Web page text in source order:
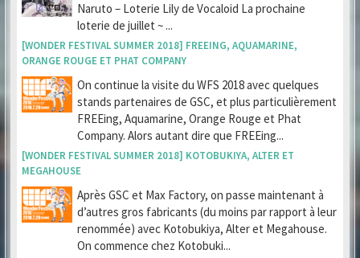
Naruto – Loterie Lily de Vocaloid La prochaine
loterie de juillet ~ ...
[WONDER FESTIVAL SUMMER 2018] FREEING, AQUAMARINE,
ORANGE ROUGE ET PHAT COMPANY
On continue la visite du WFS 2018 avec quelques
stands partenaires de GSC, et plus particulièrement
FREEing, Aquamarine, Orange Rouge et Phat
Company. Alors autant dire que FREEing...
[WONDER FESTIVAL SUMMER 2018] KOTOBUKIYA, ALTER ET
MEGAHOUSE
Après GSC et Max Factory, on passe maintenant à
d’autres gros fabricants (du moins par rapport à leur
renommée) avec Kotobukiya, Alter et Megahouse.
On commence chez Kotobuki...